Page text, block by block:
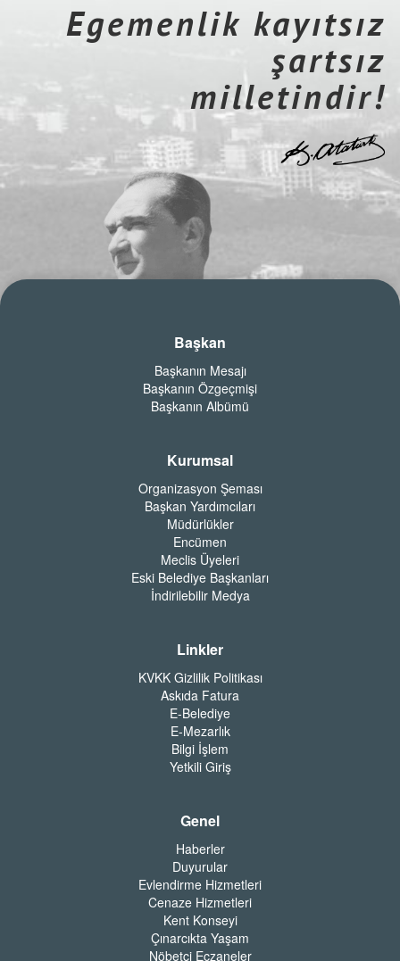
Egemenlik kayıtsız
şartsız
milletindir!
Başkan
Başkanın Mesajı
Başkanın Özgeçmişi
Başkanın Albümü
Kurumsal
Organizasyon Şeması
Başkan Yardımcıları
Müdürlükler
Encümen
Meclis Üyeleri
Eski Belediye Başkanları
İndirilebilir Medya
Linkler
KVKK Gizlilik Politikası
Askıda Fatura
E-Belediye
E-Mezarlık
Bilgi İşlem
Yetkili Giriş
Genel
Haberler
Duyurular
Evlendirme Hizmetleri
Cenaze Hizmetleri
Kent Konseyi
Çınarcıkta Yaşam
Nöbetçi Eczaneler